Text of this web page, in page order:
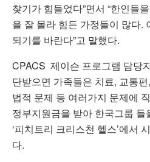
찾기가 힘들었다”면서 “한인들
을 잘 몰라 힘든 가정들이 많다.
되기를 바란다”고 말했다.
CPACS 제이슨 프로그램 담당
단받으면 가족들은 치료, 교통
법적 문제 등 여러가지 문제에
정부지원금을 받아 한국그룹
‘피치트리 크리스천 헬스’에서
다.